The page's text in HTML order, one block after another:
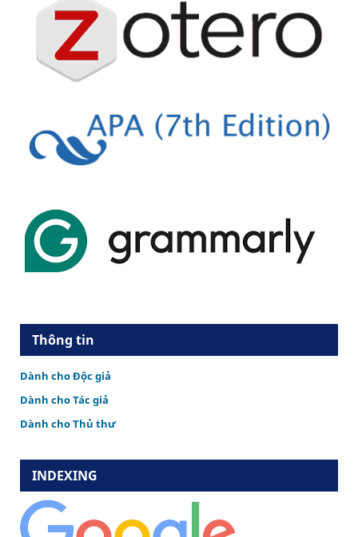
Thông tin
Dành cho Độc giả
Dành cho Tác giả
Dành cho Thủ thư
INDEXING